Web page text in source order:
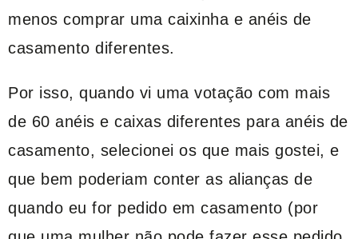
menos comprar uma caixinha e anéis de
casamento diferentes.
Por isso, quando vi uma votação com mais
de 60 anéis e caixas diferentes para anéis de
casamento, selecionei os que mais gostei, e
que bem poderiam conter as alianças de
quando eu for pedido em casamento (por